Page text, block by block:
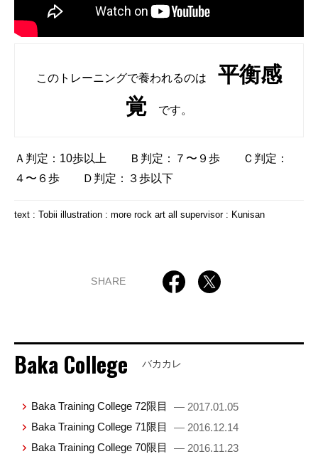
このトレーニングで養われるのは 平衡感
覚 です。
Ａ判定：10歩以上 Ｂ判定：７〜９歩 Ｃ判定：
４〜６歩 Ｄ判定：３歩以下
text : Tobii illustration : more rock art all supervisor : Kunisan
SHARE
Baka College バカカレ
Baka Training College 72限目
— 2017.01.05
Baka Training College 71限目
— 2016.12.14
Baka Training College 70限目
— 2016.11.23